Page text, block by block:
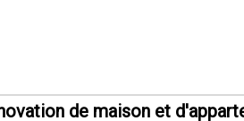
de maison et